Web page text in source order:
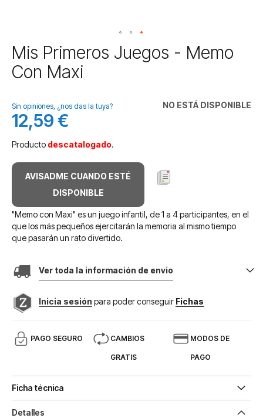
Saltar
al
comienzo
galería
de
imágenes
Mis Primeros Juegos - Memo
Con Maxi
NO ESTÁ DISPONIBLE
Sin opiniones, ¿nos das la tuya?
12,59 €
Producto descatalogado.
AVISADME CUANDO ESTÉ
DISPONIBLE
"Memo con Maxi" es un juego infantil, de 1 a 4 participantes, en el
que los más pequeños ejercitarán la memoria al mismo tiempo
que pasarán un rato divertido.
Ver toda la información de envio
Inicia sesión para poder conseguir Fichas
PAGO SEGURO CAMBIOS
GRATIS
MODOS DE
PAGO
Ficha técnica
Detalles